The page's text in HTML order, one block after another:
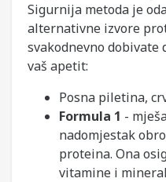
Sigurnija metoda je
alternativne izvore
svakodnevno
vaš apetit:
Posna piletina,
Formula 1 -
nadomjestak
proteina. Ona
vitamine i